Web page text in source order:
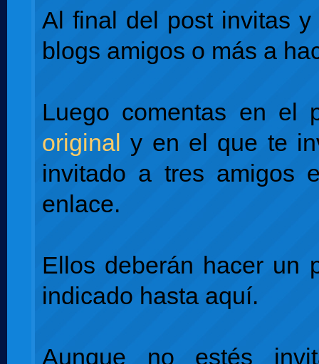
Al final del post invitas
blogs amigos o más a
Luego comentas en el
original y en el que te
invitado a tres amigos
enlace.
Ellos deberán hacer un
indicado hasta aquí.
Aunque no estés